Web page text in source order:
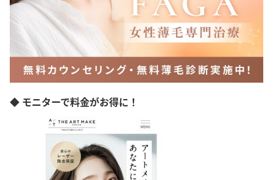
◆ モニターで料金がお得に！